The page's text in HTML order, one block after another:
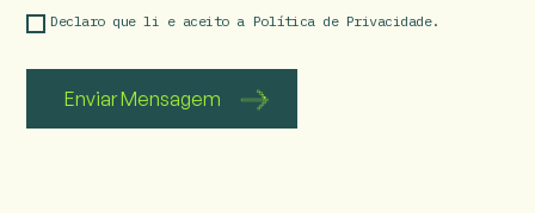
Declaro que li e aceito a Política de Privacidade.